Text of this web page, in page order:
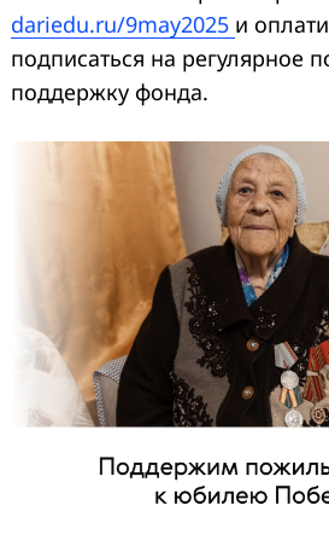
dariedu.ru/9may2025 и
подписаться на регулярное
поддержку фонда.